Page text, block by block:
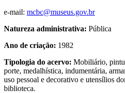
e-mail: mcbc@museus.gov.br
Natureza administrativa: Pública
Ano de criação: 1982
Tipologia do acervo: Mobiliário,
porte, medalhística, indumentária,
uso pessoal e decorativo e utensílios
biblioteca.